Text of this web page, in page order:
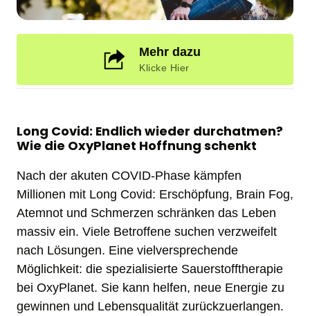
Mehr dazu
Klicke Hier
Long Covid: Endlich wieder durchatmen?
Wie die OxyPlanet Hoffnung schenkt
Nach der akuten COVID-Phase kämpfen
Millionen mit Long Covid: Erschöpfung, Brain Fog,
Atemnot und Schmerzen schränken das Leben
massiv ein. Viele Betroffene suchen verzweifelt
nach Lösungen. Eine vielversprechende
Möglichkeit: die spezialisierte Sauerstofftherapie
bei OxyPlanet. Sie kann helfen, neue Energie zu
gewinnen und Lebensqualität zurückzuerlangen.